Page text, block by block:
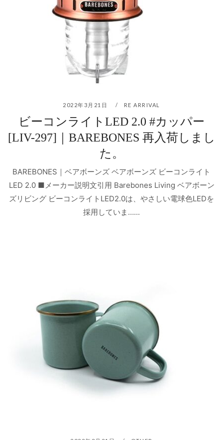
2022年3月21日 RE ARRIVAL
ビーコンライトLED 2.0 #カッパー
[LIV-297]｜BAREBONES 再入荷しまし
た。
BAREBONES｜ベアボーンズ ベアボーンズ ビーコンライト
LED 2.0 ■メーカー説明文引用 Barebones Living ベアボーン
ズリビング ビーコンライトLED2.0は、やさしい電球色LEDを
採用していま…...